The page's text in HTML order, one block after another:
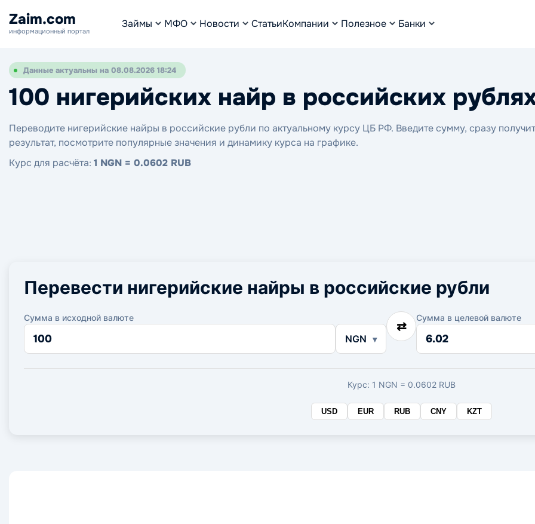
Zaim.com
информационный портал
Займы МФО Новости СтатьиКомпании Полезное Банки
Данные актуальны на 08.08.2026 18:24
100 нигерийских найр в российских
Переводите нигерийские найры в российские рубли по актуальному курсу ЦБ РФ. Введите сумму, сразу
результат, посмотрите популярные значения и динамику курса на графике.
Курс для расчёта: 1 NGN = 0.0602 RUB
Перевести нигерийские найры в российские рубли
Сумма в исходной валюте
Сумма
NGN
⇄
Сумма в целевой валюте
Сумма
Курс: 1 NGN = 0.0602 RUB
USD EUR RUB CNY KZT